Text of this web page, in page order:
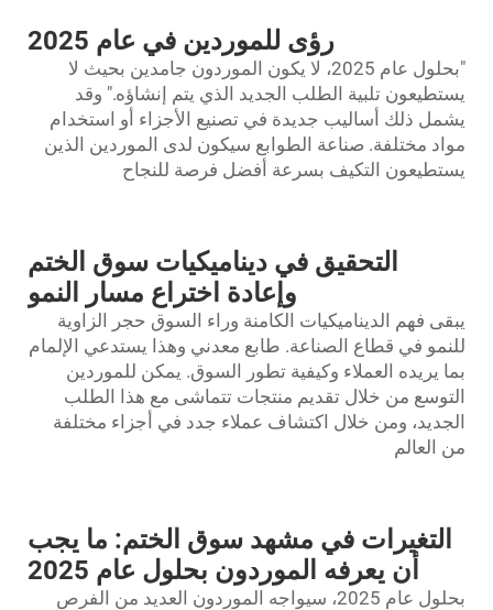
رؤى للموردين في عام 2025
"بحلول عام 2025، لا يكون الموردون جامدين بحيث لا
يستطيعون تلبية الطلب الجديد الذي يتم إنشاؤه." وقد
يشمل ذلك أساليب جديدة في تصنيع الأجزاء أو استخدام
مواد مختلفة.صناعة الطوابعسيكون لدى الموردين الذين
يستطيعون التكيف بسرعة أفضل فرصة للنجاح
التحقيق في ديناميكيات سوق الختم
وإعادة اختراع مسار النمو
يبقى فهم الديناميكيات الكامنة وراء السوق حجر الزاوية
للنمو في قطاع الصناعة.طابع معدنيوهذا يستدعي الإلمام
بما يريده العملاء وكيفية تطور السوق. يمكن للموردين
التوسع من خلال تقديم منتجات تتماشى مع هذا الطلب
الجديد، ومن خلال اكتشاف عملاء جدد في أجزاء مختلفة
من العالم
التغيرات في مشهد سوق الختم: ما يجب
أن يعرفه الموردون بحلول عام 2025
بحلول عام 2025، سيواجه الموردون العديد من الفرص